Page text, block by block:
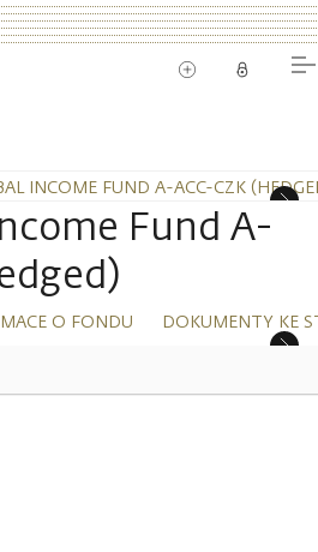
INCOME FUND A-ACC-CZK
Fund A-
O FONDU DOKUMENTY KE